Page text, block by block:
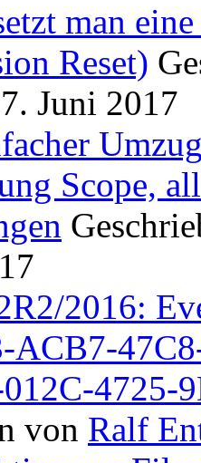
man
Reset)
Juni 2017
Scope,
2016:
ACB7-
4725-
von Ralf